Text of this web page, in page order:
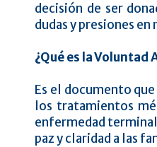
decisión de ser
dudas y presiones
¿Qué es la Voluntad
Es el documento
los tratamientos
enfermedad
paz y claridad a las